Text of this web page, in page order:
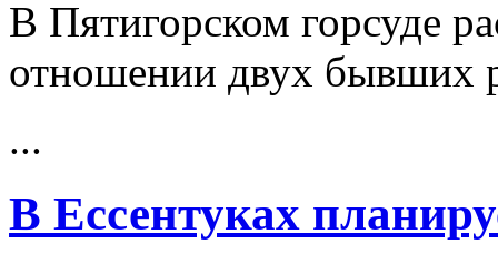
В Пятигорском горсуде
отношении двух бывших
...
В Ессентуках